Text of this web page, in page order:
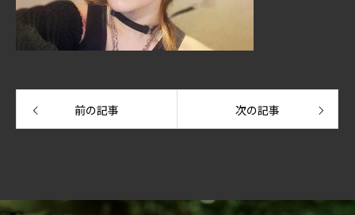
前の記事 次の記事